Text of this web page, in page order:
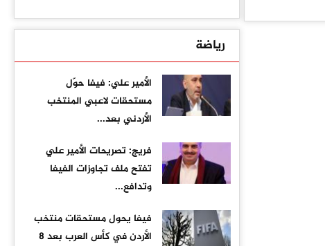
رياضة
الأمير علي: فيفا حوّل
مستحقات لاعبي المنتخب
الأردني بعد...
فريج: تصريحات الأمير علي
تفتح ملف تجاوزات الفيفا
وتدافع...
فيفا يحول مستحقات منتخب
الأردن في كأس العرب بعد 8